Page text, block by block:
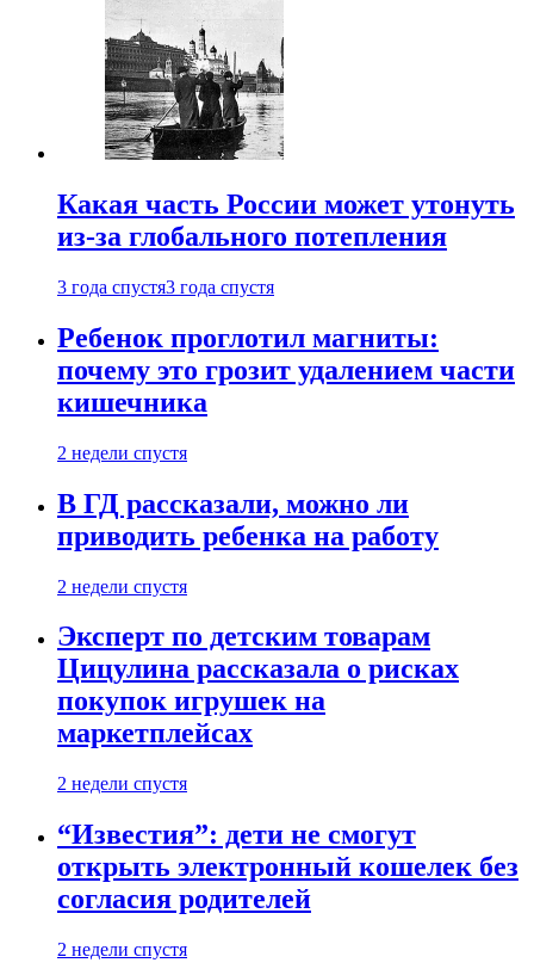
Какая часть России может утонуть
из-за глобального потепления
3 года спустя3 года спустя
Ребенок проглотил магниты:
почему это грозит удалением части
кишечника
2 недели спустя
В ГД рассказали, можно ли
приводить ребенка на работу
2 недели спустя
Эксперт по детским товарам
Цицулина рассказала о рисках
покупок игрушек на
маркетплейсах
2 недели спустя
“Известия”: дети не смогут
открыть электронный кошелек без
согласия родителей
2 недели спустя